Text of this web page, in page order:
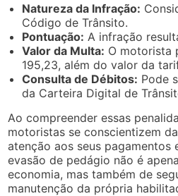
Natureza da Infração:
Código de Trânsito.
Pontuação: A infração
Valor da Multa: O motorista
195,23, além do valor da
Consulta de Débitos: Pode
da Carteira Digital de
Ao compreender essas
motoristas se conscientizem
atenção aos seus pagamentos
evasão de pedágio não é
economia, mas também de
manutenção da própria